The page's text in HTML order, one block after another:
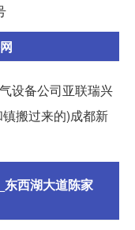
设备公司亚联瑞兴
搬过来的)成都新
西湖大道陈家